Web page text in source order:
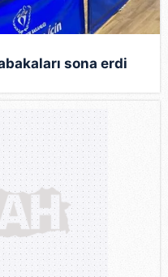
sona erdi